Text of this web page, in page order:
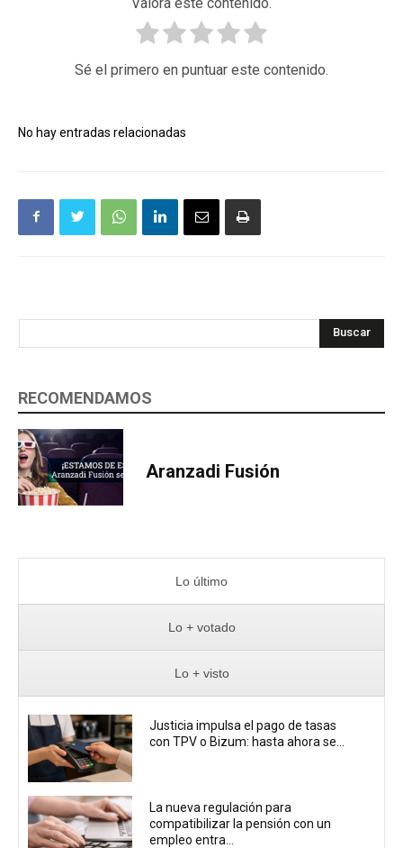
Sé el primero en puntuar este contenido.
No hay entradas relacionadas
Buscar
RECOMENDAMOS
Aranzadi Fusión
Lo último
Lo + votado
Lo + visto
Justicia impulsa el pago de tasas
con TPV o Bizum: hasta ahora se...
La nueva regulación para
compatibilizar la pensión con un
empleo entra...